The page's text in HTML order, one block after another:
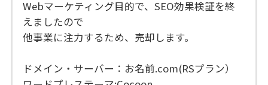
Webマーケティング目的で、SEO効果検証を終
えましたので
他事業に注力するため、売却します。
ドメイン・サーバー：お名前.com(RSプラン）